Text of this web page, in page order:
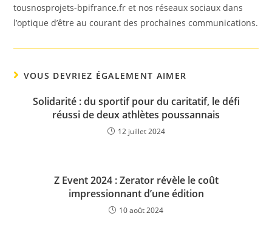
tousnosprojets-bpifrance.fr et nos réseaux sociaux dans
l’optique d’être au courant des prochaines communications.
VOUS DEVRIEZ ÉGALEMENT AIMER
Solidarité : du sportif pour du caritatif, le défi
réussi de deux athlètes poussannais
12 juillet 2024
Z Event 2024 : Zerator révèle le coût
impressionnant d’une édition
10 août 2024